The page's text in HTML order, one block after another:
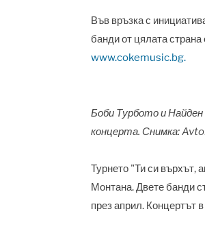
Във връзка с
банди от цялата
www.cokemusic.bg.
Боби Турбото и
концерта. Снимка:
Турнето "Ти си върхът,
Монтана. Двете банди
през април. Концертът